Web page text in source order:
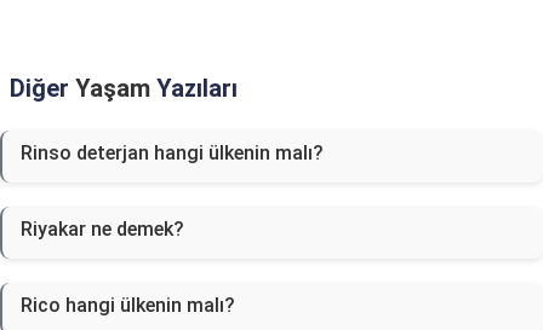
Diğer Yaşam Yazıları
Rinso deterjan hangi ülkenin malı?
Riyakar ne demek?
Rico hangi ülkenin malı?